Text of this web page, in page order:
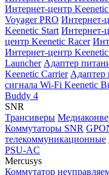
Интернет-центр
Voyager PRO Интернет-
Keenetic Start Интернет-
центр Keenetic Racer
Интернет-центр
Launcher Адаптер
Keenetic Carrier Адаптер
сигнала Wi-Fi Keenetic
Buddy 4
SNR
Трансиверы
Коммутаторы SNR
телекоммуникационные
PSU-AC
Mercusys
Коммутатор